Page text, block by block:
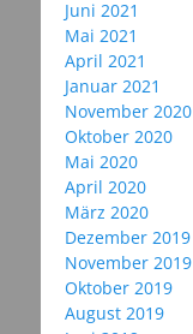
Juni 2021
Mai 2021
April 2021
Januar 2021
November 2020
Oktober 2020
Mai 2020
April 2020
März 2020
Dezember 2019
November 2019
Oktober 2019
August 2019